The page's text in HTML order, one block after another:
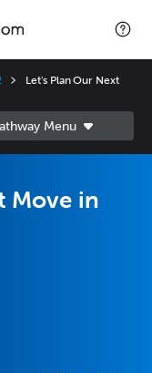
Let's Plan Our Next
Move in